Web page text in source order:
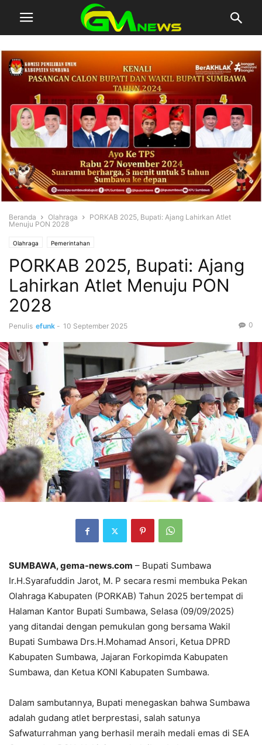
Beranda Olahraga
PORKAB 2025, Bupati: Ajang Lahirkan Atlet
Menuju PON 2028
Olahraga Pemerintahan
PORKAB 2025, Bupati: Ajang
Lahirkan Atlet Menuju PON
2028
Penulis efunk - 10 September 2025 0
SUMBAWA, gema-news.com – Bupati Sumbawa
Ir.H.Syarafuddin Jarot, M. P secara resmi membuka Pekan
Olahraga Kabupaten (PORKAB) Tahun 2025 bertempat di
Halaman Kantor Bupati Sumbawa, Selasa (09/09/2025)
yang ditandai dengan pemukulan gong bersama Wakil
Bupati Sumbawa Drs.H.Mohamad Ansori, Ketua DPRD
Kabupaten Sumbawa, Jajaran Forkopimda Kabupaten
Sumbawa, dan Ketua KONI Kabupaten Sumbawa.
Dalam sambutannya, Bupati menegaskan bahwa Sumbawa
adalah gudang atlet berprestasi, salah satunya
Safwaturrahman yang berhasil meraih medali emas di SEA